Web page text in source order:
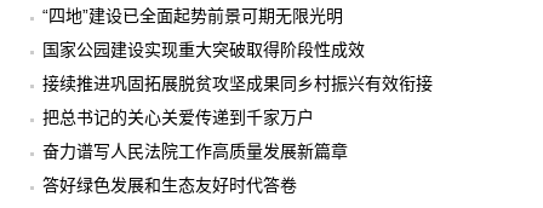
“四地”建设已全面起势前景可期无限光明
国家公园建设实现重大突破取得阶段性成效
接续推进巩固拓展脱贫攻坚成果同乡村振兴有效衔接
把总书记的关心关爱传递到千家万户
奋力谱写人民法院工作高质量发展新篇章
答好绿色发展和生态友好时代答卷